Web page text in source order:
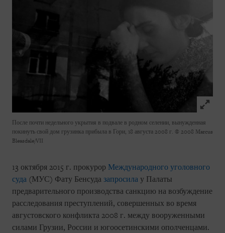
Click
После почти недельного укрытия в подвале в родном селении, вынужденная
покинуть свой дом грузинка прибыла в Гори, 18 августа 2008 г. © 2008 Marcus
Bleasdale/VII
13 октября 2015 г. прокурор Международного уголовного
суда (МУС) Фату Бенсуда запросила у Палаты
предварительного производства санкцию на возбуждение
расследования преступлений, совершенных во время
августовского конфликта 2008 г. между вооруженными
силами Грузии, России и югоосетинскими ополченцами.